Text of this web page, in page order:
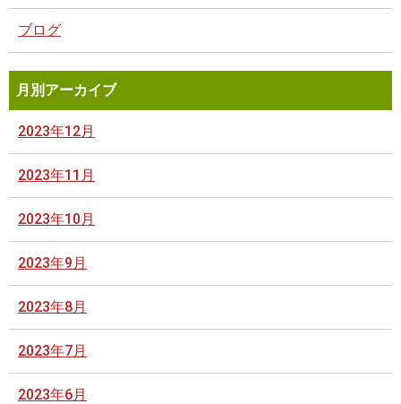
ブログ
月別アーカイブ
2023年12月
2023年11月
2023年10月
2023年9月
2023年8月
2023年7月
2023年6月